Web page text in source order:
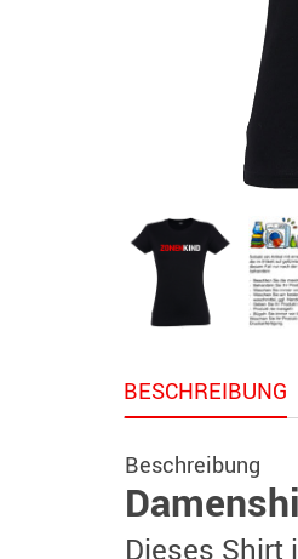
BESCHREIBUNG
Beschreibung
Dieses